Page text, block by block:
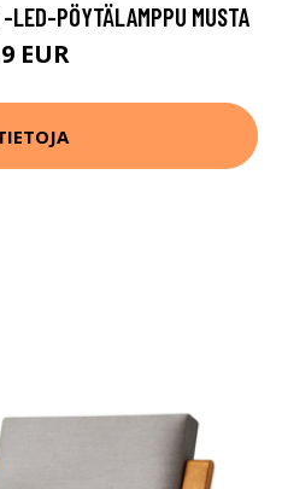
PÖYTÄLAMPPU MUSTA
EUR